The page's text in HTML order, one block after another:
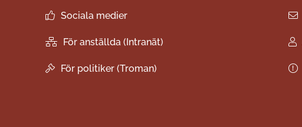
Sociala medier
För anställda (Intranät)
För politiker (Troman)